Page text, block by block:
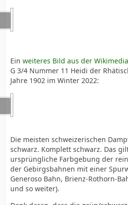
Ein weiteres Bild aus der Wikimedia
G 3/4 Nummer 11 Heidi der
Jahre 1902 im Winter 2022:
Die meisten schweizerischen
schwarz. Komplett schwarz. Das
ursprüngliche Farbgebung der
der Gebirgsbahnen mit einer
Generoso Bahn, Brienz-Rothorn-
und so weiter).